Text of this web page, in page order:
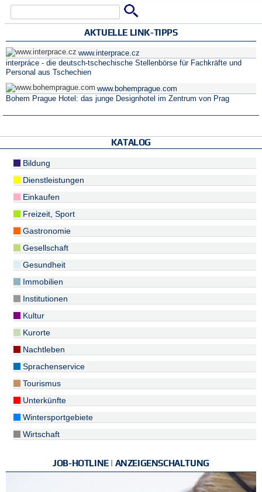
AKTUELLE LINK-TIPPS
www.interprace.cz
interpráce - die deutsch-tschechische Stellenbörse für Fachkräfte und
Personal aus Tschechien
www.bohemprague.com
Bohem Prague Hotel: das junge Designhotel im Zentrum von Prag
KATALOG
Bildung
Dienstleistungen
Einkaufen
Freizeit, Sport
Gastronomie
Gesellschaft
Gesundheit
Immobilien
Institutionen
Kultur
Kurorte
Nachtleben
Sprachenservice
Tourismus
Unterkünfte
Wintersportgebiete
Wirtschaft
JOB-HOTLINE | ANZEIGENSCHALTUNG